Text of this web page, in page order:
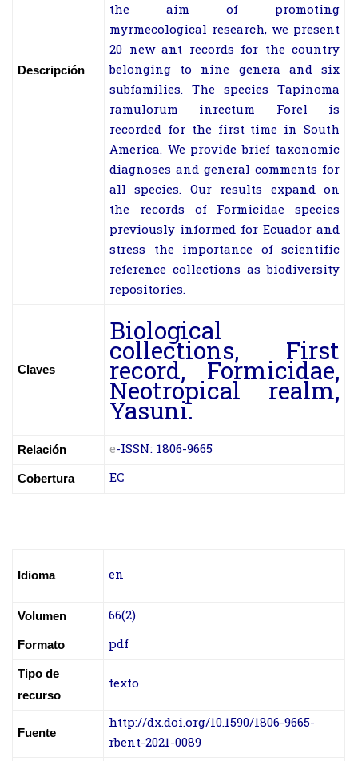
Descripción
the aim of promoting
myrmecological research, we present
20 new ant records for the country
belonging to nine genera and six
subfamilies. The species Tapinoma
ramulorum inrectum Forel is
recorded for the first time in South
America. We provide brief taxonomic
diagnoses and general comments for
all species. Our results expand on
the records of Formicidae species
previously informed for Ecuador and
stress the importance of scientific
reference collections as biodiversity
repositories.
Claves
Biological
collections, First
record, Formicidae,
Neotropical realm,
Yasuni.
Relación e-ISSN: 1806-9665
Cobertura EC
Idioma en
Volumen 66(2)
Formato pdf
Tipo de
recurso
texto
Fuente
http://dx.doi.org/10.1590/1806-9665-
rbent-2021-0089